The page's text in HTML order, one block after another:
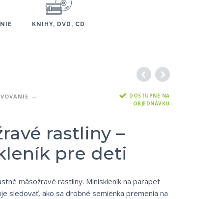
KNIHY, DVD, CD
DOSTUPNÉ NA
OBJEDNÁVKU
rastliny –
pre deti
mäsožravé rastliny. Miniskleník na parapet
sledovať, ako sa drobné semienka premenia na